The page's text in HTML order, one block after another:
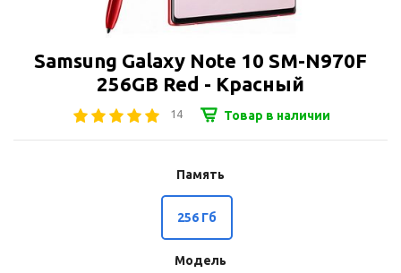
Samsung Galaxy Note 10 SM-N970F
256GB Red - Красный
14 Товар в наличии
Память
256 Гб
Модель